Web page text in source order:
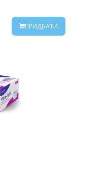
ПРИДБАТИ